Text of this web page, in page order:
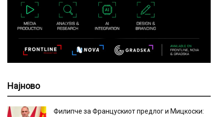
Најново
Филипче за Францускиот предлог и Мицкоски: